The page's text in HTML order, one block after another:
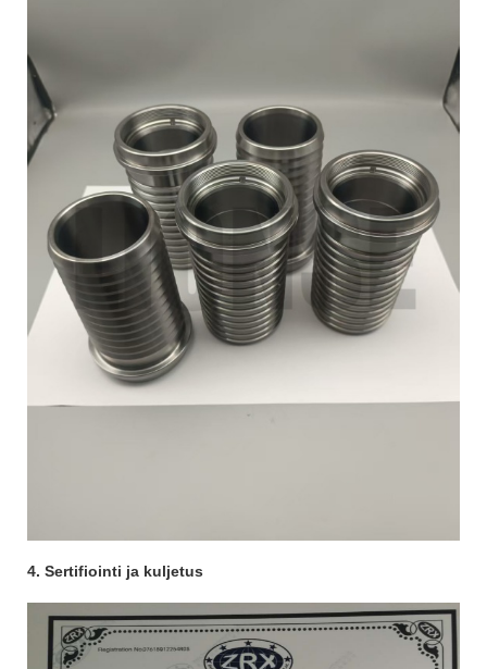
4. Sertifiointi ja kuljetus